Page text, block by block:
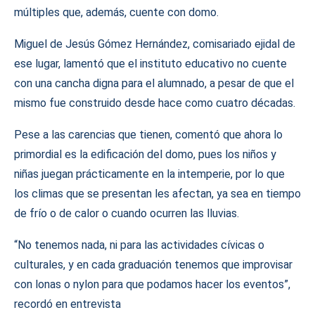
múltiples que, además, cuente con domo.
Miguel de Jesús Gómez Hernández, comisariado ejidal de
ese lugar, lamentó que el instituto educativo no cuente
con una cancha digna para el alumnado, a pesar de que el
mismo fue construido desde hace como cuatro décadas.
Pese a las carencias que tienen, comentó que ahora lo
primordial es la edificación del domo, pues los niños y
niñas juegan prácticamente en la intemperie, por lo que
los climas que se presentan les afectan, ya sea en tiempo
de frío o de calor o cuando ocurren las lluvias.
“No tenemos nada, ni para las actividades cívicas o
culturales, y en cada graduación tenemos que improvisar
con lonas o nylon para que podamos hacer los eventos”,
recordó en entrevista